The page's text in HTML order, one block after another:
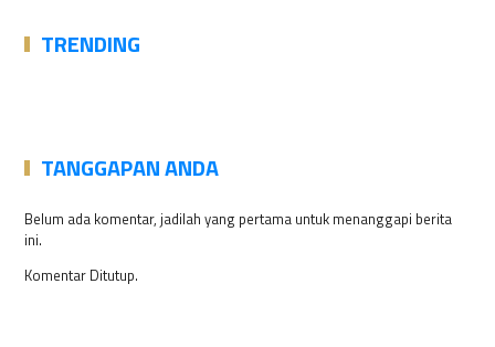
TRENDING
TANGGAPAN ANDA
Belum ada komentar, jadilah yang pertama untuk menanggapi berita
ini.
Komentar Ditutup.